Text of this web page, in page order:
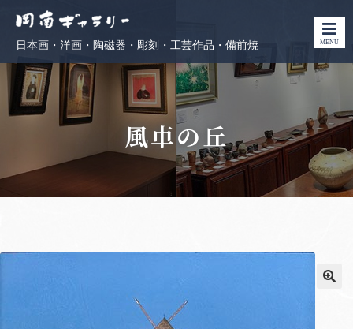
日本画・洋画・陶磁器・彫刻・工芸作品・備前焼 MENU
風車の丘